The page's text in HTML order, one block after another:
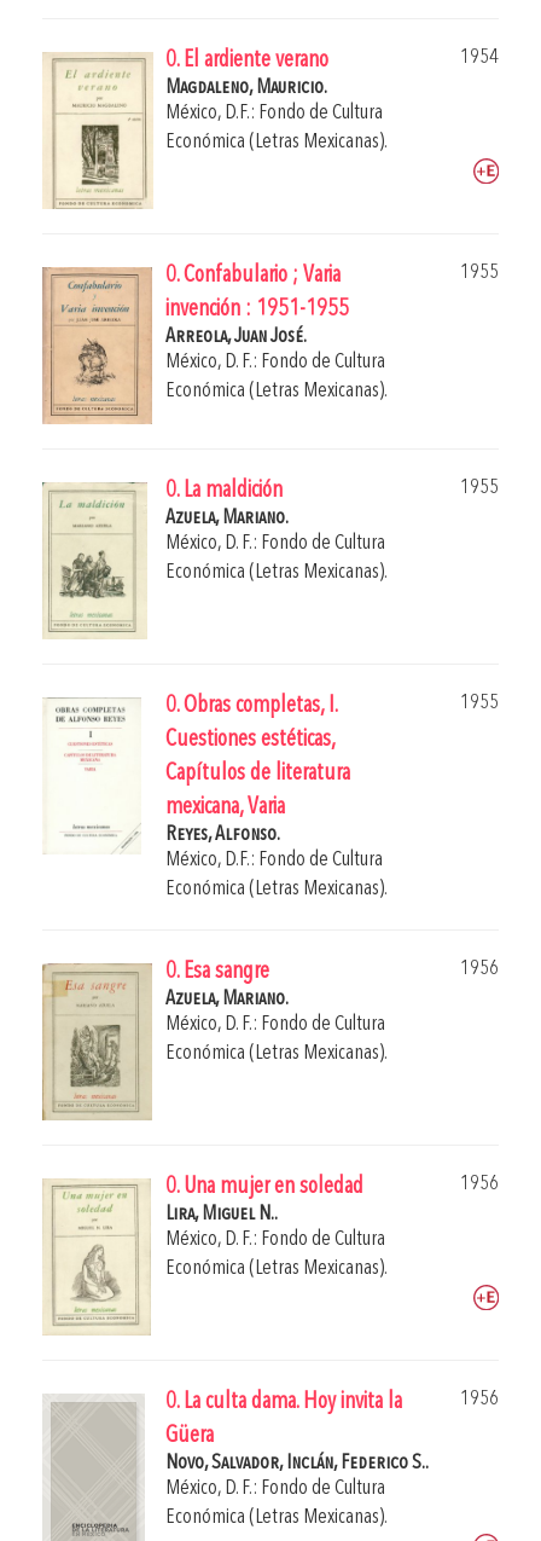
0. El ardiente verano
1954
Magdaleno, Mauricio.
México, D.F.: Fondo de Cultura
Económica (Letras Mexicanas).
0. Confabulario ; Varia
invención : 1951-1955
1955
Arreola, Juan José.
México, D. F.: Fondo de Cultura
Económica (Letras Mexicanas).
0. La maldición
1955
Azuela, Mariano.
México, D. F.: Fondo de Cultura
Económica (Letras Mexicanas).
0. Obras completas, I.
Cuestiones estéticas,
Capítulos de literatura
mexicana, Varia
1955
Reyes, Alfonso.
México, D.F.: Fondo de Cultura
Económica (Letras Mexicanas).
0. Esa sangre
1956
Azuela, Mariano.
México, D. F.: Fondo de Cultura
Económica (Letras Mexicanas).
0. Una mujer en soledad
1956
Lira, Miguel N..
México, D. F.: Fondo de Cultura
Económica (Letras Mexicanas).
0. La culta dama. Hoy invita la
Güera
1956
Novo, Salvador, Inclán, Federico S..
México, D. F.: Fondo de Cultura
Económica (Letras Mexicanas).